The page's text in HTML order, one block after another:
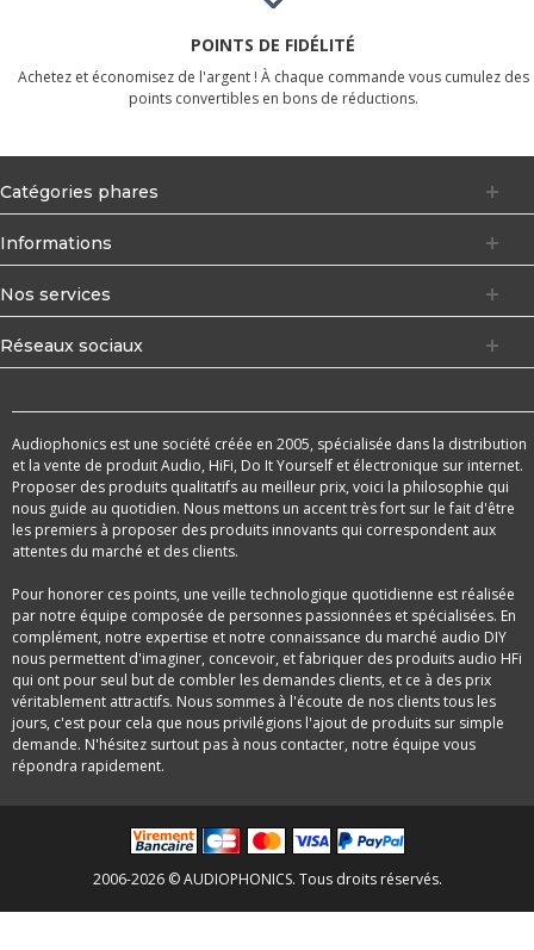
POINTS DE FIDÉLITÉ
Achetez et économisez de l'argent ! À chaque commande vous cumulez des
points convertibles en bons de réductions.
Catégories phares
Informations
Nos services
Réseaux sociaux
Audiophonics est une société créée en 2005, spécialisée dans la distribution
et la vente de produit Audio, HiFi, Do It Yourself et électronique sur internet.
Proposer des produits qualitatifs au meilleur prix, voici la philosophie qui
nous guide au quotidien. Nous mettons un accent très fort sur le fait d'être
les premiers à proposer des produits innovants qui correspondent aux
attentes du marché et des clients.
Pour honorer ces points, une veille technologique quotidienne est réalisée
par notre équipe composée de personnes passionnées et spécialisées. En
complément, notre expertise et notre connaissance du marché audio DIY
nous permettent d'imaginer, concevoir, et fabriquer des produits audio HFi
qui ont pour seul but de combler les demandes clients, et ce à des prix
véritablement attractifs. Nous sommes à l'écoute de nos clients tous les
jours, c'est pour cela que nous privilégions l'ajout de produits sur simple
demande. N'hésitez surtout pas à nous contacter, notre équipe vous
répondra rapidement.
2006-2026 © AUDIOPHONICS. Tous droits réservés.